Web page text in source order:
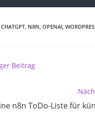
CHATGPT, N8N, OPENAI,
Beitrag
n8n ToDo-Liste für